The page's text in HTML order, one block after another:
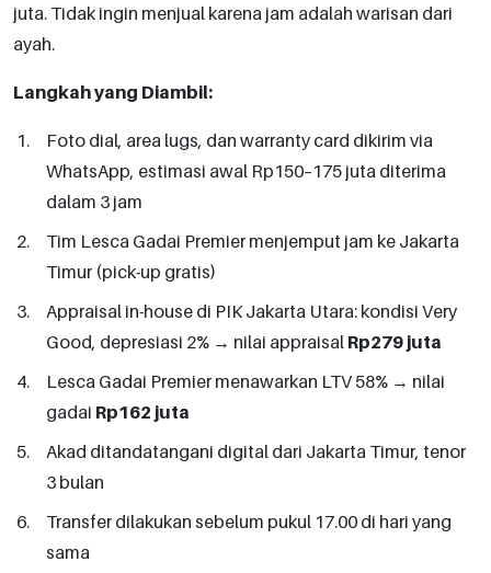
juta. Tidak ingin menjual karena jam adalah warisan dari
ayah.
Langkah yang Diambil:
Foto dial, area lugs, dan warranty card dikirim via
WhatsApp, estimasi awal Rp150–175 juta diterima
dalam 3 jam
Tim Lesca Gadai Premier menjemput jam ke Jakarta
Timur (pick-up gratis)
Appraisal in-house di PIK Jakarta Utara: kondisi Very
Good, depresiasi 2% → nilai appraisal Rp279 juta
Lesca Gadai Premier menawarkan LTV 58% → nilai
gadai Rp162 juta
Akad ditandatangani digital dari Jakarta Timur, tenor
3 bulan
Transfer dilakukan sebelum pukul 17.00 di hari yang
sama